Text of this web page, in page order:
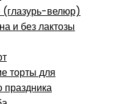
велюр)
и без лактозы
торты для
праздника